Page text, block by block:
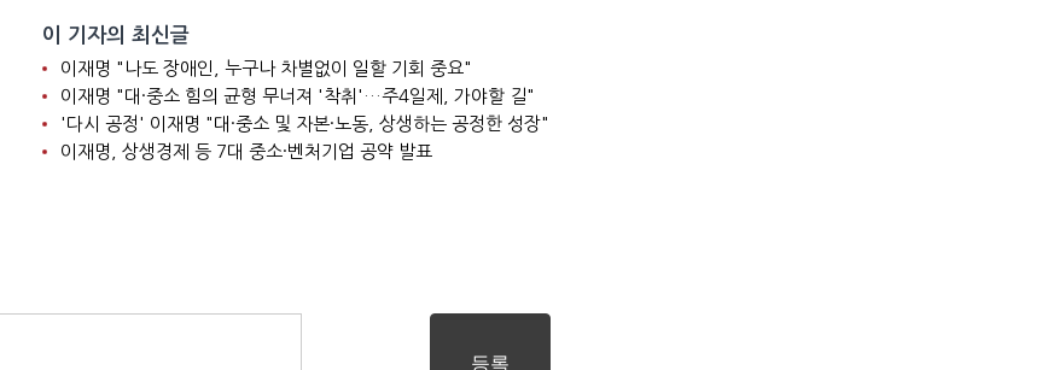
이 기자의 최신글
이재명 "나도 장애인, 누구나 차별없이 일할 기회 중요"
이재명 "대·중소 힘의 균형 무너져 '착취'…주4일제, 가야할 길"
'다시 공정' 이재명 "대·중소 및 자본·노동, 상생하는 공정한 성장"
이재명, 상생경제 등 7대 중소·벤처기업 공약 발표